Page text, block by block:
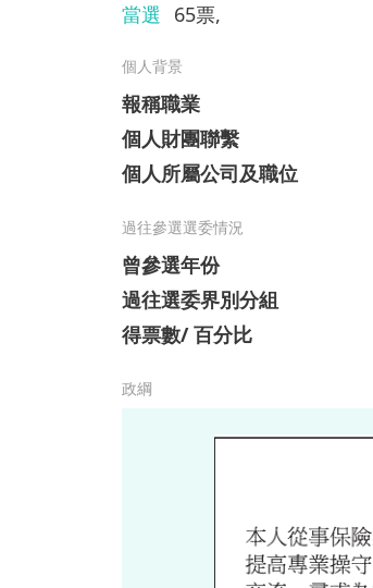
當選 65票,
個人背景
報稱職業
個人財團聯繫
個人所屬公司及職位
過往參選選委情況
曾參選年份
過往選委界別分組
得票數/ 百分比
政綱